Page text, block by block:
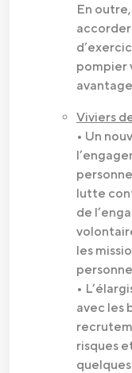
En
pompier
Viviers
• Un
lutte
de
les
•
avec les
risques